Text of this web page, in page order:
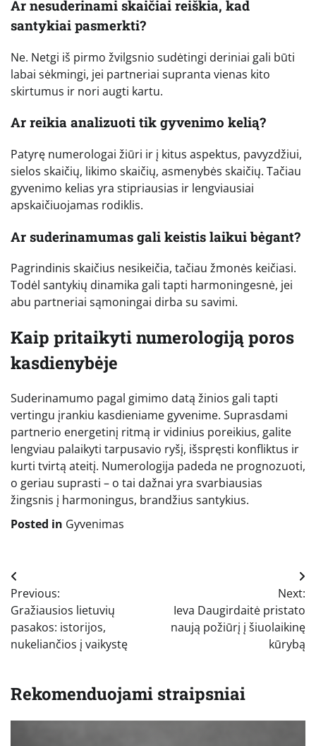
Ar nesuderinami skaičiai reiškia, kad
santykiai pasmerkti?
Ne. Netgi iš pirmo žvilgsnio sudėtingi deriniai gali būti
labai sėkmingi, jei partneriai supranta vienas kito
skirtumus ir nori augti kartu.
Ar reikia analizuoti tik gyvenimo kelią?
Patyrę numerologai žiūri ir į kitus aspektus, pavyzdžiui,
sielos skaičių, likimo skaičių, asmenybės skaičių. Tačiau
gyvenimo kelias yra stipriausias ir lengviausiai
apskaičiuojamas rodiklis.
Ar suderinamumas gali keistis laikui bėgant?
Pagrindinis skaičius nesikeičia, tačiau žmonės keičiasi.
Todėl santykių dinamika gali tapti harmoningesnė, jei
abu partneriai sąmoningai dirba su savimi.
Kaip pritaikyti numerologiją poros
kasdienybėje
Suderinamumo pagal gimimo datą žinios gali tapti
vertingu įrankiu kasdieniame gyvenime. Suprasdami
partnerio energetinį ritmą ir vidinius poreikius, galite
lengviau palaikyti tarpusavio ryšį, išspręsti konfliktus ir
kurti tvirtą ateitį. Numerologija padeda ne prognozuoti,
o geriau suprasti – o tai dažnai yra svarbiausias
žingsnis į harmoningus, brandžius santykius.
Posted in Gyvenimas
Navigacija
tarp
įrašų
Previous:
Gražiausios lietuvių
pasakos: istorijos,
nukeliančios į vaikystę
Next:
Ieva Daugirdaitė pristato
naują požiūrį į šiuolaikinę
kūrybą
Rekomenduojami straipsniai